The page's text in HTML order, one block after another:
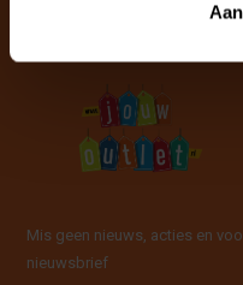
Mis geen nieuws, acties en
nieuwsbrief